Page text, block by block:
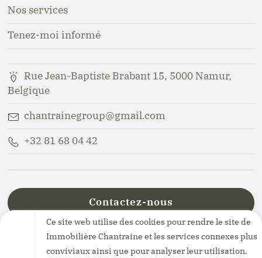
Nos services
Tenez-moi informé
Rue Jean-Baptiste Brabant 15, 5000 Namur,
Belgique
chantrainegroup@gmail.com
+32 81 68 04 42
Contactez-nous
Ce site web utilise des cookies pour rendre le site de
Immobilière Chantraine et les services connexes plus
conviviaux ainsi que pour analyser leur utilisation.